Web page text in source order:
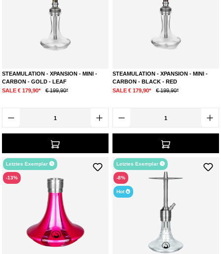
STEAMULATION - XPANSION - MINI -
CARBON - GOLD - LEAF
SALE € 179,90*
€ 199,90*
STEAMULATION - XPANSION - MINI -
CARBON - BLACK - RED
SALE € 179,90*
€ 199,90*
Letztes Exemplar
-13%
Letztes Exemplar
-8%
Hot